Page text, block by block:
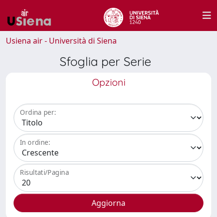
Usiena air - Università di Siena
Sfoglia per Serie
Opzioni
Ordina per:
In ordine:
Risultati/Pagina